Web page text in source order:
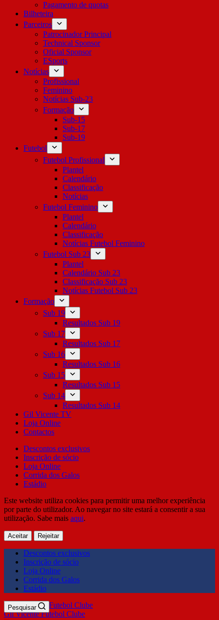
Pagamento de quotas
Bilheteira
Parceiros
Patrocinador Principal
Technical Sponsor
Oficial Sponsor
ESports
Notícias
Profissional
Feminino
Notícias Sub-23
Formação
Sub-15
Sub-17
Sub-19
Futebol
Futebol Profissional
Plantel
Calendário
Classificação
Notícias
Futebol Feminino
Plantel
Calendário
Classificação
Notícias Futebol Feminino
Futebol Sub 23
Plantel
Calendário Sub 23
Classificação Sub 23
Notícias Futebol Sub 23
Formação
Sub 19
Resultados Sub 19
Sub 17
Resultados Sub 17
Sub 16
Resultados Sub 16
Sub 15
Resultados Sub 15
Sub 14
Resultados Sub 14
Gil Vicente TV
Loja Online
Contactos
Descontos exclusivos
Inscrição de sócio
Loja Online
Corrida dos Galos
Estádio
Este website utiliza cookies para permitir uma melhor experiência
por parte do utilizador. Ao navegar no site estará a consentir a sua
utilização. Sabe mais aqui.
Aceitar Rejeitar
Descontos exclusivos
Inscrição de sócio
Loja Online
Corrida dos Galos
Estádio
Gil Vicente Futebol Clube
Pesquisar